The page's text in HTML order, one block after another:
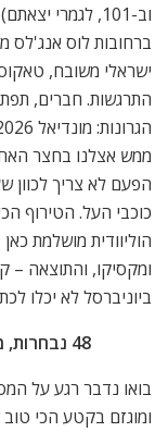
וב-101, לגמרי
ברחובות לוס אנג'לס
ישראלי משובח,
התרגשות. חברים,
ממש אצלנו בחצר
כוכבי העל. הטירוף
הוליוודית מושלמת
ומקסיקו, והתוצאה –
ביוניברסל לא יכלו
48 נבחרות, מיליון תרבויות וטקטיקה על הדשא!
בואו נדבר רגע על